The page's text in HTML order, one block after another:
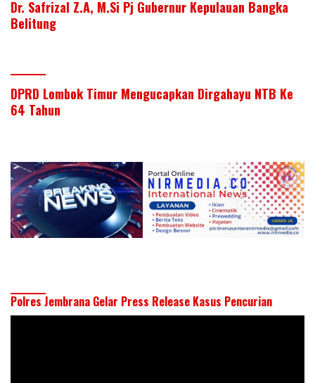
Dr. Safrizal Z.A, M.Si Pj Gubernur Kepulauan Bangka
Belitung
DPRD Lombok Timur Mengucapkan Dirgahayu NTB Ke
64 Tahun
Polres Jembrana Gelar Press Release Kasus Pencurian